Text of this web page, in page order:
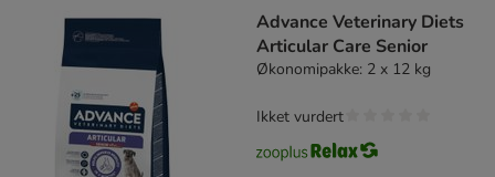
Advance Veterinary Diets
Articular Care Senior
Økonomipakke: 2 x 12 kg
Ikket vurdert